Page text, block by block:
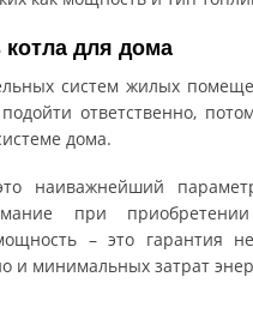
для дома
систем жилых
ответственно,
дома.
наиважнейший
при
– это гарантия
и минимальных затрат